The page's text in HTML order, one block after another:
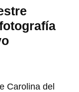
Carolina del